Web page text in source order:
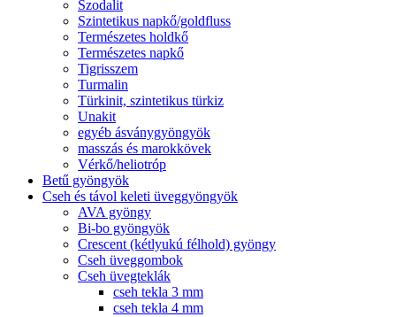
Szodalit
Szintetikus napkő/goldfluss
Természetes holdkő
Természetes napkő
Tigrisszem
Turmalin
Türkinit, szintetikus türkiz
Unakit
egyéb ásványgyöngyök
masszás és marokkövek
Vérkő/heliotróp
Betű gyöngyök
Cseh és távol keleti üveggyöngyök
AVA gyöngy
Bi-bo gyöngyök
Crescent (kétlyukú félhold) gyöngy
Cseh üveggombok
Cseh üvegteklák
cseh tekla 3 mm
cseh tekla 4 mm